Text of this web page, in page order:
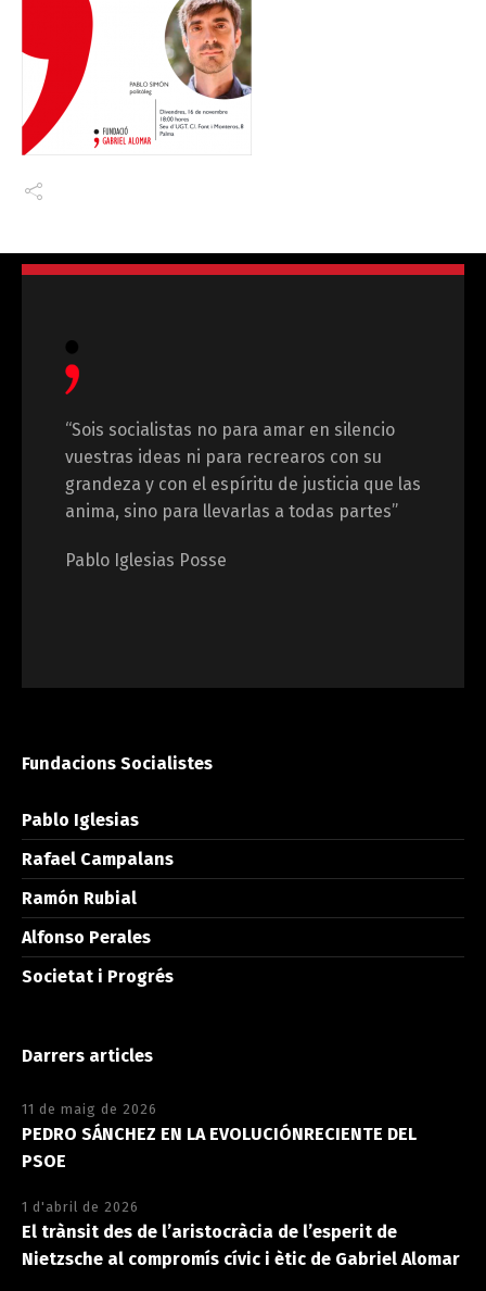
“Sois socialistas no para amar en silencio
vuestras ideas ni para recrearos con su
grandeza y con el espíritu de justicia que las
anima, sino para llevarlas a todas partes”
Pablo Iglesias Posse
Fundacions Socialistes
Pablo Iglesias
Rafael Campalans
Ramón Rubial
Alfonso Perales
Societat i Progrés
Darrers articles
11 de maig de 2026
PEDRO SÁNCHEZ EN LA EVOLUCIÓNRECIENTE DEL
PSOE
1 d'abril de 2026
El trànsit des de l’aristocràcia de l’esperit de
Nietzsche al compromís cívic i ètic de Gabriel Alomar